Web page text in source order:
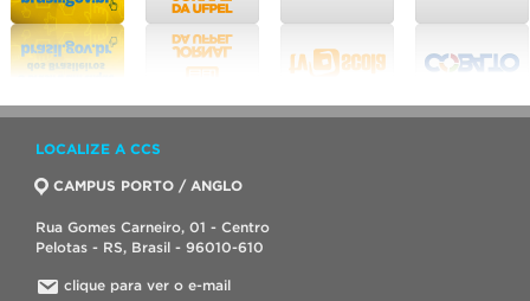
LOCALIZE A CCS
CAMPUS PORTO / ANGLO
Rua Gomes Carneiro, 01 - Centro
Pelotas - RS, Brasil - 96010-610
clique para ver o e-mail